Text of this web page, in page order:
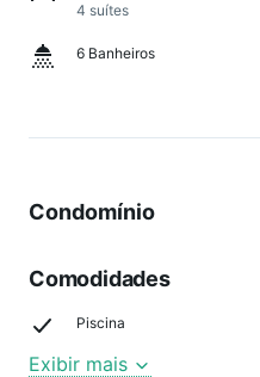
4 suítes
6 Banheiros
Condomínio
Comodidades
Piscina
Exibir mais